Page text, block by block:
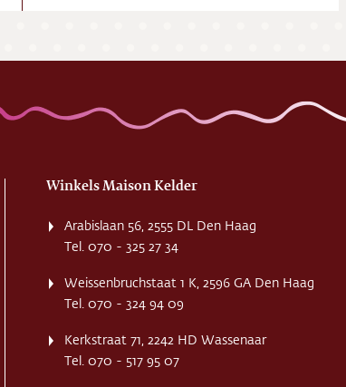
Winkels Maison Kelder
Arabislaan 56, 2555 DL Den Haag
Tel. 070 - 325 27 34
Weissenbruchstaat 1 K, 2596 GA Den Haag
Tel. 070 - 324 94 09
Kerkstraat 71, 2242 HD Wassenaar
Tel. 070 - 517 95 07